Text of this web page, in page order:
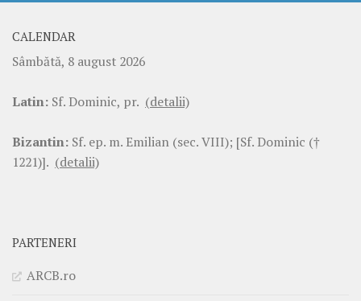
CALENDAR
Sâmbătă, 8 august 2026
Latin: Sf. Dominic, pr. (detalii)
Bizantin: Sf. ep. m. Emilian (sec. VIII); [Sf. Dominic (†
1221)]. (detalii)
PARTENERI
ARCB.ro